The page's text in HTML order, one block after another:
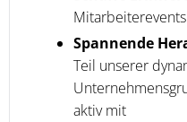
Mitarbeiterevents
Spannende
Teil unserer
aktiv mit